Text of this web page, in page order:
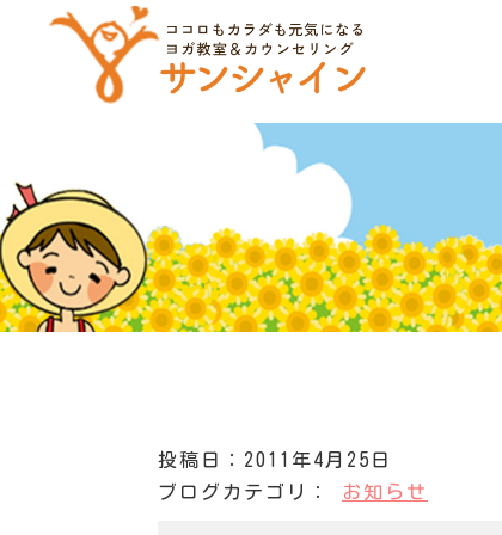
投稿日：2011年4月25日
ブログカテゴリ：
お知らせ